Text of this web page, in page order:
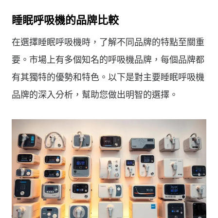
睡眠呼吸機的品牌比較
在選擇睡眠呼吸機時，了解不同品牌的特點至關重
要。市場上有多個知名的呼吸機品牌，每個品牌都
有其獨特的優勢和特色。以下是對主要睡眠呼吸機
品牌的深入分析，幫助您做出明智的選擇。